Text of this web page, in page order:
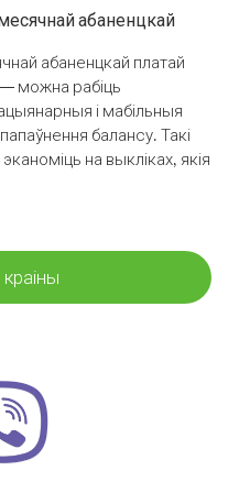
абаненцкай
абаненцкай платай
можна рабіць
і мабільныя
балансу. Такі
на выкліках, якія